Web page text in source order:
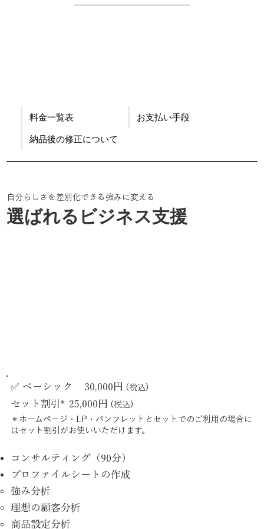
料金一覧表
お支払い手段
納品後の修正について
自分らしさを差別化できる強みに変える
選ばれるビジネス支援
✅ ベーシック 30,000円 (税込)
​セット割引* 25,000円 (税込)
​＊ホームページ・LP・パンフレットとセットでのご利用の場合に
はセット割引がお使いいただけます。​
コンサルティング（90分）
プロファイルシートの作成
強み分析
理想の顧客分析
商品設定分析